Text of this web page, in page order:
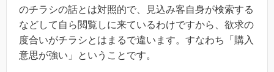
のチラシの話とは対照的で、見込み客自身が検索する
などして自ら閲覧しに来ているわけですから、欲求の
度合いがチラシとはまるで違います。すなわち「購入
意思が強い」ということです。